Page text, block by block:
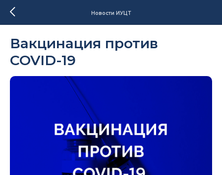
Новости ИУЦТ
Вакцинация против
COVID-19